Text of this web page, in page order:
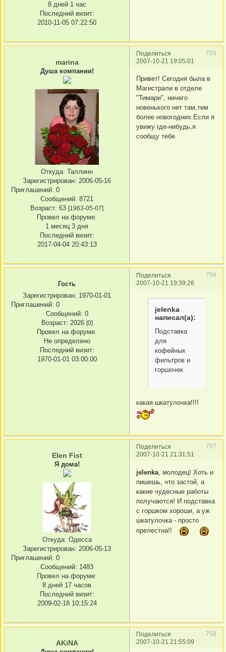
8 дней 1 час
Последний визит:
2010-11-05 07:22:50
Поделиться
755
2007-10-21 19:05:01
marina
Душа компании!
Откуда: Таллинн
Зарегистрирован: 2006-05-16
Приглашений: 0
Сообщений: 8721
Возраст: 63 [1963-05-07]
Провел на форуме:
1 месяц 3 дня
Последний визит:
2017-04-04 20:43:13
Привет! Сегодня была в
Магистрали в отделе
"Тимари", ничего
новенького нет там,тем
более новогодних.Если я
увижу где-нибудь,я
сообщу тебе.
Поделиться
756
2007-10-21 19:39:26
Гость
Зарегистрирован: 1970-01-01
Приглашений: 0
Сообщений: 0
Возраст: 2026 [0]
Провел на форуме:
Не определено
Последний визит:
1970-01-01 03:00:00
jelenka
написал(а):
Подставка
для
кофейных
фильтров и
горшочек
какая шкатулочка!!!!
Поделиться
757
2007-10-21 21:31:51
Elen Fist
Я дома!
Откуда: Одесса
Зарегистрирован: 2006-05-13
Приглашений: 0
Сообщений: 1483
Провел на форуме:
8 дней 17 часов
Последний визит:
2009-02-18 10:15:24
jelenka , молодец! Хоть и
пишешь, что застой, а
какие чудесные работы
получаются! И подставка
с горшком хороши, а уж
шкатулочка - просто
прелестна!!
Поделиться
758
2007-10-21 21:55:09
AKiNA